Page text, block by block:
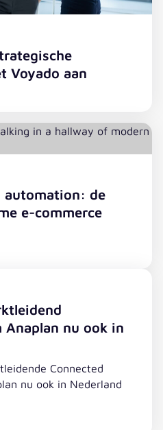
Voyado aan
samenwerking met
automation: de
e-commerce
de sleutel tot duurzame
nu ook in
Connected
nu ook in Nederland